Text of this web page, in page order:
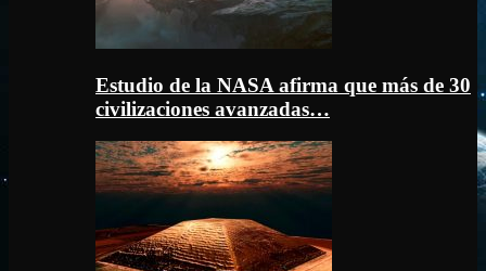
Estudio de la NASA afirma que más de 30
civilizaciones avanzadas…